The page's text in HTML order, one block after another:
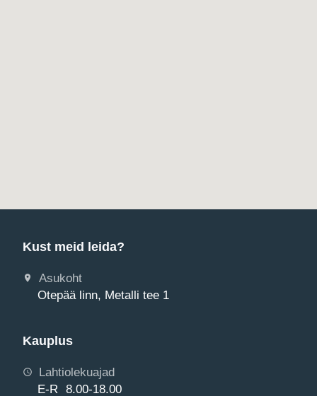
Kust meid leida?
Asukoht
Otepää linn, Metalli tee 1
Kauplus
Lahtiolekuajad
E-R 8.00-18.00